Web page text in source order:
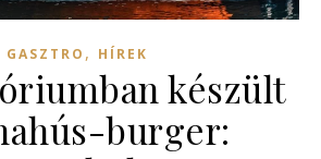
GASZTRO , HÍREK
készült
burger: